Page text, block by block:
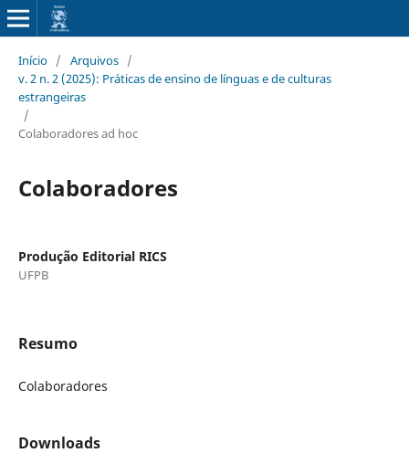
Início / Arquivos /
v. 2 n. 2 (2025): Práticas de ensino de línguas e de culturas
estrangeiras
/
Colaboradores ad hoc
Colaboradores
Produção Editorial RICS
UFPB
Resumo
Colaboradores
Downloads